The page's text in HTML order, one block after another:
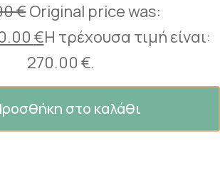
€Original price was:
€Η τρέχουσα τιμή είναι:
270.00 €.
στο καλάθι